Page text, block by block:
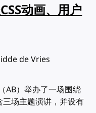
动画、用户
de Vries
AB）举办了一场围绕
场主题演讲，并设有